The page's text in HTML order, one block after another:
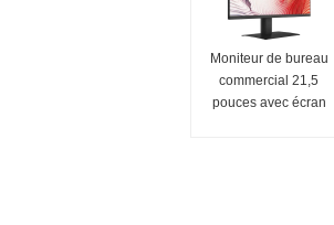
Moniteur de bureau
commercial 21,5
pouces avec écran